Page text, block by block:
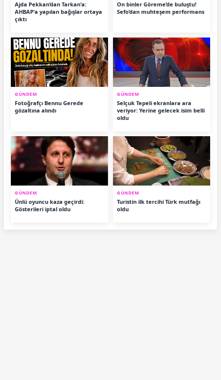
Ajda Pekkan’dan Tarkan’a:
AHBAP’a yapılan bağışlar ortaya
çıktı
On binler Göreme’de buluştu!
Sefo’dan muhteşem performans
GÜNDEM
Fotoğrafçı Bennu Gerede
gözaltına alındı
GÜNDEM
Selçuk Tepeli ekranlara ara
veriyor: Yerine gelecek isim belli
oldu
GÜNDEM
Ünlü oyuncu kaza geçirdi:
Gösterileri iptal oldu
GÜNDEM
Turistin ilk tercihi Türk mutfağı
oldu